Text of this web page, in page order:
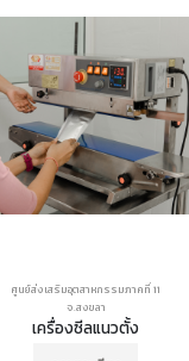
ศูนย์ส่งเสริมอุตสาหกรรมภาคที่ 11
จ.สงขลา
เครื่องซีลแนวตั้ง